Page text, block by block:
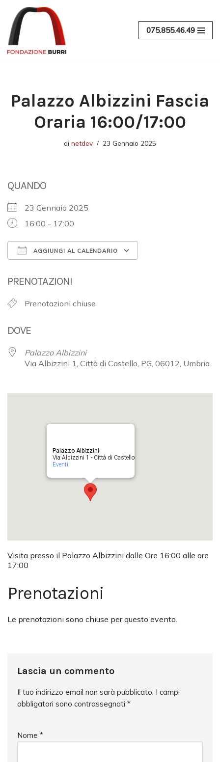
Vai
al
contenuto
075.855.46.49
Palazzo Albizzini Fascia
Oraria 16:00/17:00
di netdev 23 Gennaio 2025
QUANDO
23 Gennaio 2025
16:00 - 17:00
AGGIUNGI AL CALENDARIO
PRENOTAZIONI
Prenotazioni chiuse
DOVE
Palazzo Albizzini
Via Albizzini 1, Città di Castello, PG, 06012, Umbria
Palazzo Albizzini
Via Albizzini 1 - Città di Castello
Eventi
Visita presso il Palazzo Albizzini dalle Ore 16:00 alle ore
17:00
Prenotazioni
Le prenotazioni sono chiuse per questo evento.
Lascia un commento
Il tuo indirizzo email non sarà pubblicato. I campi
obbligatori sono contrassegnati *
Nome *